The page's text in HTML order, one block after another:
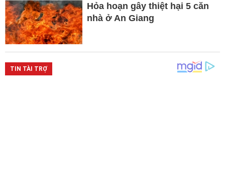
Hỏa hoạn gây thiệt hại 5 căn
nhà ở An Giang